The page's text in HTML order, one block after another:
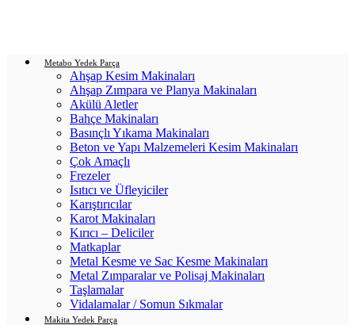
Metabo Yedek Parça
Ahşap Kesim Makinaları
Ahşap Zımpara ve Planya Makinaları
Akülü Aletler
Bahçe Makinaları
Basınçlı Yıkama Makinaları
Beton ve Yapı Malzemeleri Kesim Makinaları
Çok Amaçlı
Frezeler
Isıtıcı ve Üfleyiciler
Karıştırıcılar
Karot Makinaları
Kırıcı – Deliciler
Matkaplar
Metal Kesme ve Sac Kesme Makinaları
Metal Zımparalar ve Polisaj Makinaları
Taşlamalar
Vidalamalar / Somun Sıkmalar
Makita Yedek Parça